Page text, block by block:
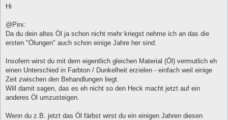
a
Hi
@Pirx:
Da du dein altes Öl ja schon nicht mehr kriegst nehme ich an das die
ersten "Ölungen" auch schon einige Jahre her sind.
Insofern wirst du mit dem eigentlich gleichen Material (Öl) vermutlich eh
einen Unterschied in Farbton / Dunkelheit erzielen - einfach weil einige
Zeit zwischen den Behandlungen liegt.
Will damit sagen, das es eh nicht so den Heck macht jetzt auf ein
anderes Öl umzusteigen.
Wenn du z.B. jetzt das Öl färbst wirst du ein einigen Jahren diesen